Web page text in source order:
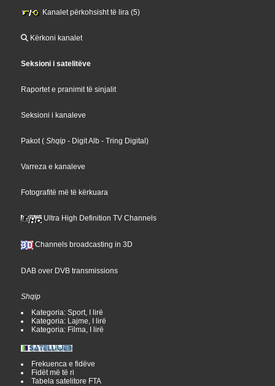
Kanalet përkohsisht të lira (5)
Kërkoni kanalet
Seksioni i satelitëve
Raportet e pranimit të sinjalit
Seksioni i kanaleve
Pakot( Shqip - Digit Alb - Tring Digital)
Varreza e kanaleve
Fotografitë më të kërkuara
Ultra High Definition TV Channels
Channels broadcasting in 3D
DAB over DVB transmissions
Shqip
Kategoria: Sport, I lirë
Kategoria: Lajme, I lirë
Kategoria: Filma, I lirë
Frekuenca e fidëve
Fidët më të ri
Tabela satelitore FTA